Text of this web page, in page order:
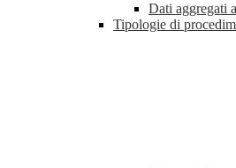
Dati aggregati
Tipologie di